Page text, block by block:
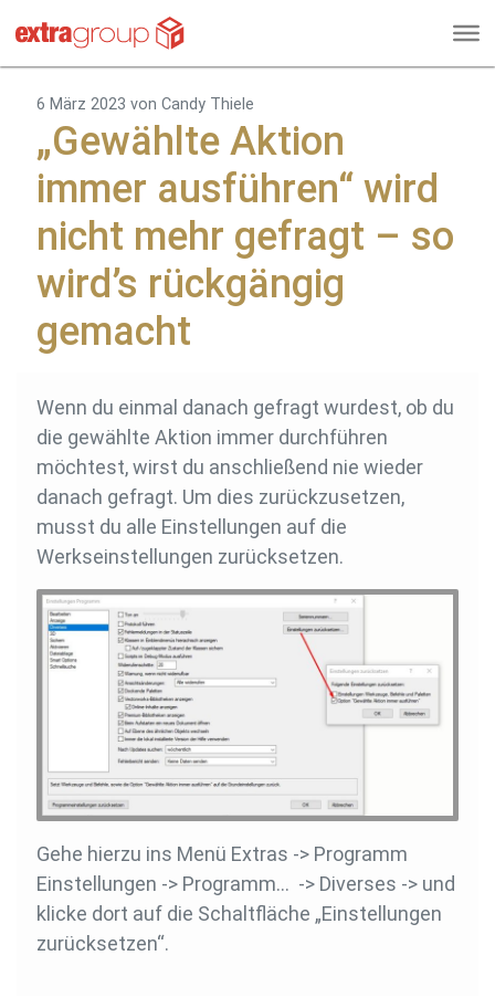
6 März 2023 von Candy Thiele
„Gewählte Aktion
immer ausführen“ wird
nicht mehr gefragt – so
wird’s rückgängig
gemacht
Wenn du einmal danach gefragt wurdest, ob du
die gewählte Aktion immer durchführen
möchtest, wirst du anschließend nie wieder
danach gefragt. Um dies zurückzusetzen,
musst du alle Einstellungen auf die
Werkseinstellungen zurücksetzen.
Gehe hierzu ins Menü Extras -> Programm
Einstellungen -> Programm… -> Diverses -> und
klicke dort auf die Schaltfläche „Einstellungen
zurücksetzen“.